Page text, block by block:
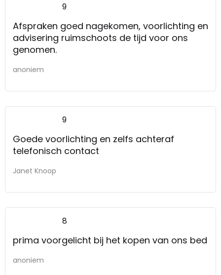
9
Afspraken goed nagekomen, voorlichting en
advisering ruimschoots de tijd voor ons
genomen.
anoniem
9
Goede voorlichting en zelfs achteraf
telefonisch contact
Janet Knoop
8
prima voorgelicht bij het kopen van ons bed
anoniem